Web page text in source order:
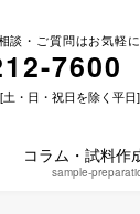
談・ご質問はお気軽に
7600
・日・祝日を除く平日]
コラム・試料作
sample-